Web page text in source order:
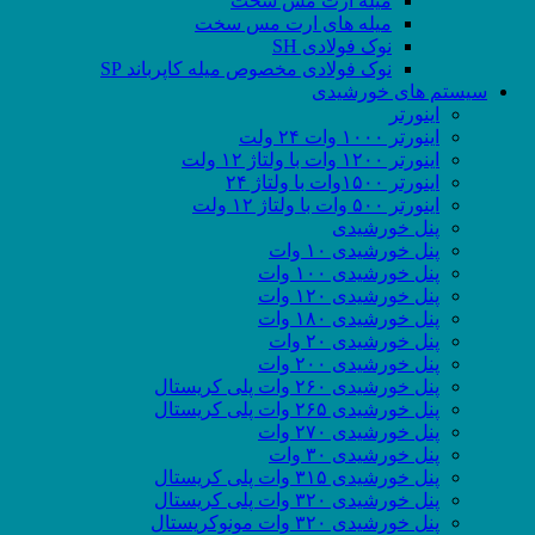
میله های ارت مس سخت
نوک فولادی SH
نوک فولادی مخصوص میله کاپرباند SP
سیستم های خورشیدی
اینورتر
اینورتر ۱۰۰۰ وات ۲۴ ولت
اینورتر ۱۲۰۰ وات با ولتاژ ۱۲ ولت
اینورتر ۱۵۰۰وات با ولتاژ ۲۴
اینورتر ۵۰۰ وات با ولتاژ ۱۲ ولت
پنل خورشیدی
پنل خورشیدی ۱۰ وات
پنل خورشیدی ۱۰۰ وات
پنل خورشیدی ۱۲۰ وات
پنل خورشیدی ۱۸۰ وات
پنل خورشیدی ۲۰ وات
پنل خورشیدی ۲۰۰ وات
پنل خورشیدی ۲۶۰ وات پلی کریستال
پنل خورشیدی ۲۶۵ وات پلی کریستال
پنل خورشیدی ۲۷۰ وات
پنل خورشیدی ۳۰ وات
پنل خورشیدی ۳۱۵ وات پلی کریستال
پنل خورشیدی ۳۲۰ وات پلی کریستال
پنل خورشیدی ۳۲۰ وات مونوکریستال